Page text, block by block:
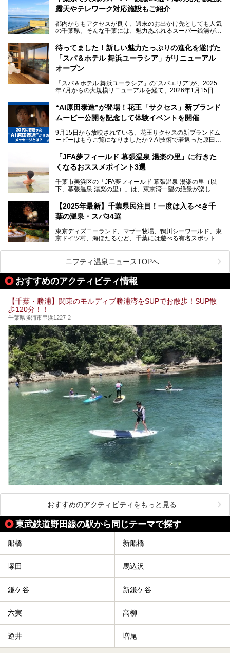
露天やテレワーク対応施設もご紹介
都内からもアクセスが良く、週末のお出かけ先としても人気
の千葉県。そんな千葉には、魅力あふれるスーパー銭湯がた
「サウナでしっかりととのいたい」「海が見える絶景で非日
常を味わいたい」「子連れでも気兼ねなく1日過ごした
い」。
そんな多様なニーズに応える施設が揃っているため、その日
の目的に合った施設がきっと見つかるはずです。
さらに最近では、24時間営業で深夜まで滞在できる施設
や、テレワーク・コワーキングスペースを備えた仕事もでき
るスパも増えており、ただの入浴施設にとどまらない進化を
本記事では、人気スーパー銭湯から絶景施設、コワーキング
スペースや休憩スペースが充実した施設、子連れファミリー
向けの施設など、目的に合わせたおすすめの施設を紹介しま
す。
ださい。
待ってました！新しい魅力たっぷりの進化を遂げた
「スパ＆ホテル 舞浜ユーラシア」がリニューアル
オープン
「スパ＆ホテル 舞浜ユーラシア」の“スパエリア”が、2025
年7月からの大規模リニューアルを経て、2026年1月15日
新設エリアや生まれ変わった浴場・サウナの魅力を、人気キ
ャラクター「ユーラシわん」と一緒にご紹介します。必見の
───
提供元：SPA＆HOTEL舞浜ユーラシア【PR】
です。
“AI原田泰造”が登場！花王「サクセス」新ブランド
ムービー公開を記念して体験イベントを開催
9月15日から放映されている、花王サクセスの新ブランドム
ービーはもうご覧になりましたか？AI技術で若返った原田泰
伝えるムービーです。公開を記念して、スパメッツァおおた
か竜泉寺の湯にて体験イベントを開催。花王サクセスの製品
が無料で試せるチャンスです！
提供元：花王株式会社【PR】
この記事は花王株式会社商品のPRレポート記事です。
「JFA夢フィールド 幕張温泉 湯楽の里」に行きた
くなるおススメポイント3選
千葉市美浜区の「JFA夢フィールド 幕張温泉 湯楽の里（以
下、幕張温泉 湯楽の里）」は、東京湾一望の絶景が楽しめ
設備も天然温泉の露天風呂、サウナ、岩盤浴のほか、高濃度
炭酸泉、海の見えるお休み処や食事処、展望抜群の屋上ま
で、年代を問わずたっぷり楽しめます。
今回は人気のこの施設の中でも、特におススメしたい3つの
ポイントについて厳選してお届けします。読めばきっと、行
【2025年最新】千葉県民注目！一度は入るべき千
葉の温泉・スパ34選
東京ディズニーランド、マザー牧場、鴨川シーワールド、東
京ドイツ村、海ほたるなど、千葉には遊べる有名スポットが
県で生まれ、千葉県で育ち、つい最近まで千葉在住だった私
がお勧めする、一度は入るべき千葉の温泉・スパ34選をま
とめました。
ニフティ温泉ニュースTOPへ
おすすめのアクティビティ情報
【千葉・勝浦】関東のモルディブ勝浦湾をSUPでお散歩！SUP散
歩120分！！
千葉県勝浦市串浜1227-2
おすすめのアクティビティをもっと見る
東武鉄道野田線の駅から同じテーマで探す
船橋 新船橋
塚田 馬込沢
鎌ケ谷 新鎌ケ谷
六実 高柳
逆井 増尾